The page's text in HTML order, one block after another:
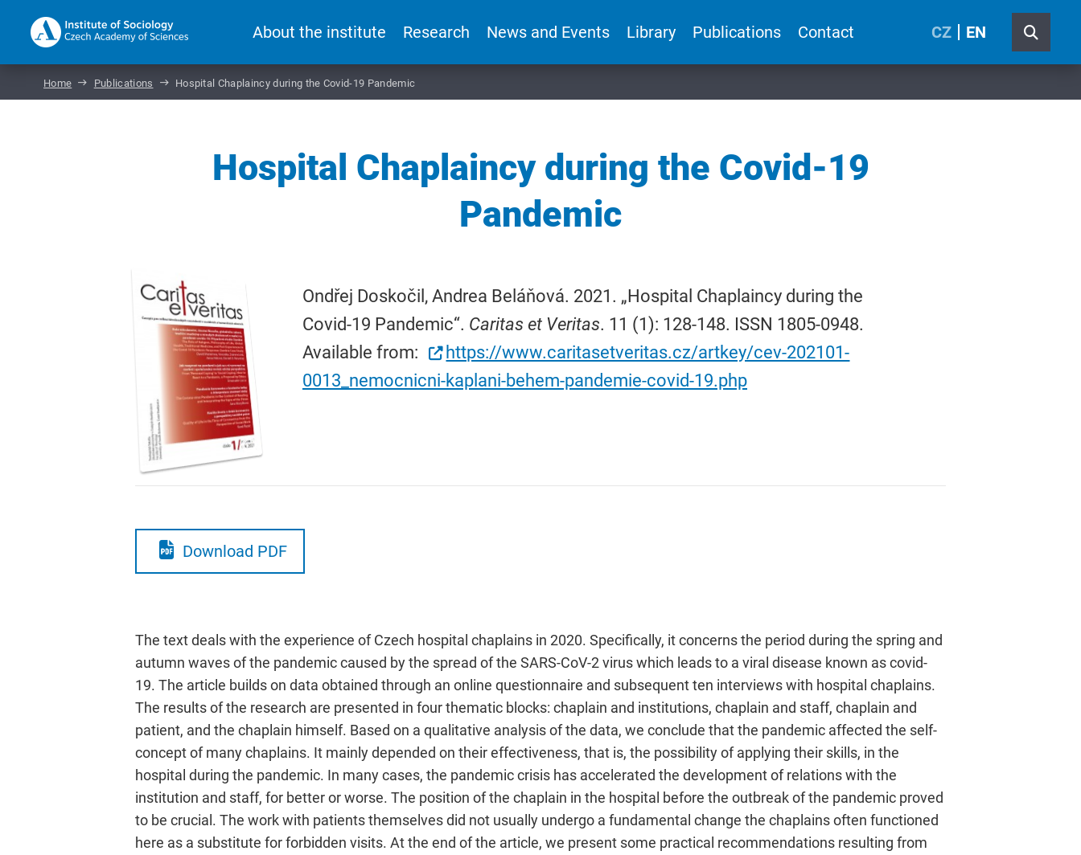
About the institute Research News and Events Library Publications Contact CZ EN
Home Publications Hospital Chaplaincy during the Covid-19 Pandemic
Hospital Chaplaincy during the Covid-19
Pandemic
Ondřej Doskočil, Andrea Beláňová. 2021. „Hospital Chaplaincy during the
Covid-19 Pandemic“. Caritas et Veritas. 11 (1): 128-148. ISSN 1805-0948.
Available from:
https://www.caritasetveritas.cz/artkey/cev-202101-
0013_nemocnicni-kaplani-behem-pandemie-covid-19.php
Download PDF
The text deals with the experience of Czech hospital chaplains in 2020. Specifically, it concerns the period during the spring and
autumn waves of the pandemic caused by the spread of the SARS-CoV-2 virus which leads to a viral disease known as covid-
19. The article builds on data obtained through an online questionnaire and subsequent ten interviews with hospital chaplains.
The results of the research are presented in four thematic blocks: chaplain and institutions, chaplain and staff, chaplain and
patient, and the chaplain himself. Based on a qualitative analysis of the data, we conclude that the pandemic affected the self-
concept of many chaplains. It mainly depended on their effectiveness, that is, the possibility of applying their skills, in the
hospital during the pandemic. In many cases, the pandemic crisis has accelerated the development of relations with the
institution and staff, for better or worse. The position of the chaplain in the hospital before the outbreak of the pandemic proved
to be crucial. The work with patients themselves did not usually undergo a fundamental change the chaplains often functioned
here as a substitute for forbidden visits. At the end of the article, we present some practical recommendations resulting from